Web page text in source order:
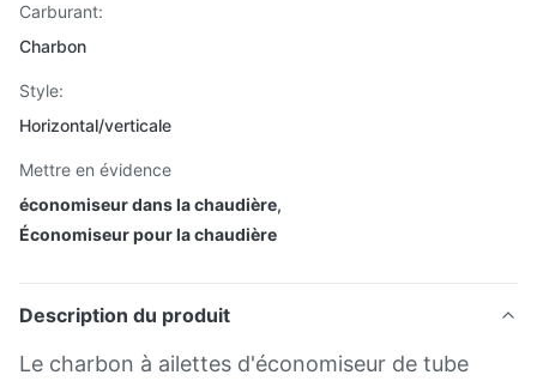
Carburant:
Charbon
Style:
Horizontal/verticale
Mettre en évidence
économiseur dans la chaudière,
Économiseur pour la chaudière
Description du produit
Le charbon à ailettes d'économiseur de tube